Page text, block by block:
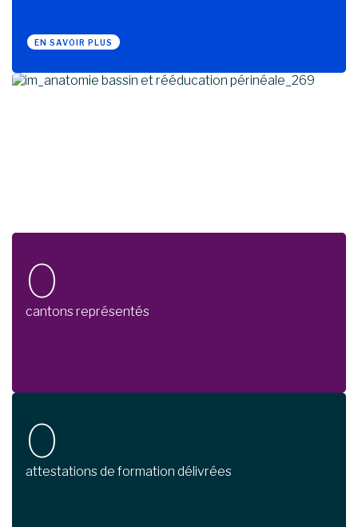
EN SAVOIR PLUS
0
cantons représentés
0
attestations de formation délivrées